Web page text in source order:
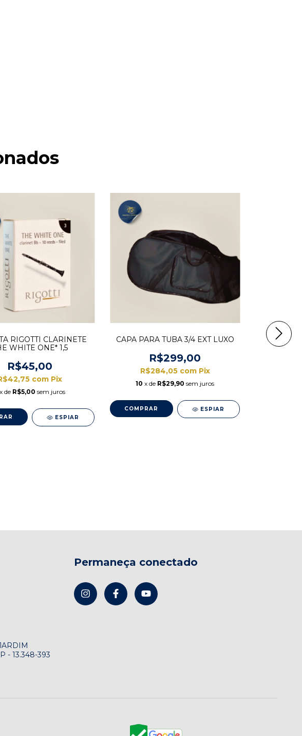
RIGOTTI CLARINETE
WHITE ONE* 1,5
R$45,00
com Pix
x de R$5,00 sem juros
ESPIAR
CAPA PARA TUBA 3/4 EXT LUXO
R$299,00
R$284,05 com Pix
10 x de R$29,90 sem juros
ESPIAR
THE
- 13.348-393
Permaneça conectado